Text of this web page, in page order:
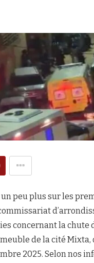
peu plus sur les
concernant la chute
de la cité
2025. Selon nos